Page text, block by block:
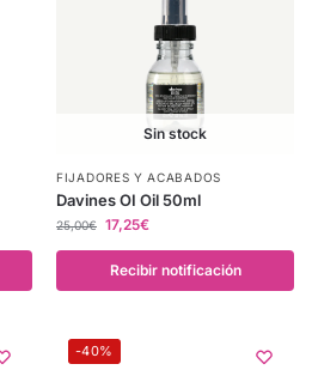
Sin stock
FIJADORES Y ACABADOS
Davines OI Oil 50ml
25,00€ 17,25€
Recibir notificación
-40%